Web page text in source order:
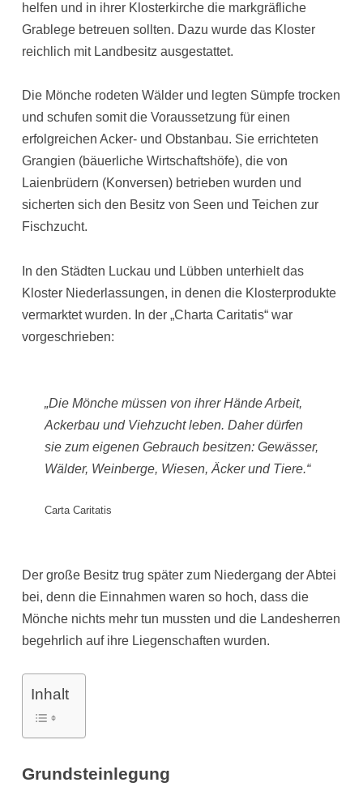
helfen und in ihrer Klosterkirche die markgräfliche
Grablege betreuen sollten. Dazu wurde das Kloster
reichlich mit Landbesitz ausgestattet.
Die Mönche rodeten Wälder und legten Sümpfe trocken
und schufen somit die Voraussetzung für einen
erfolgreichen Acker- und Obstanbau. Sie errichteten
Grangien (bäuerliche Wirtschaftshöfe), die von
Laienbrüdern (Konversen) betrieben wurden und
sicherten sich den Besitz von Seen und Teichen zur
Fischzucht.
In den Städten Luckau und Lübben unterhielt das
Kloster Niederlassungen, in denen die Klosterprodukte
vermarktet wurden. In der „Charta Caritatis“ war
vorgeschrieben:
„Die Mönche müssen von ihrer Hände Arbeit,
Ackerbau und Viehzucht leben. Daher dürfen
sie zum eigenen Gebrauch besitzen: Gewässer,
Wälder, Weinberge, Wiesen, Äcker und Tiere.“
Carta Caritatis
Der große Besitz trug später zum Niedergang der Abtei
bei, denn die Einnahmen waren so hoch, dass die
Mönche nichts mehr tun mussten und die Landesherren
begehrlich auf ihre Liegenschaften wurden.
Inhalt
Grundsteinlegung